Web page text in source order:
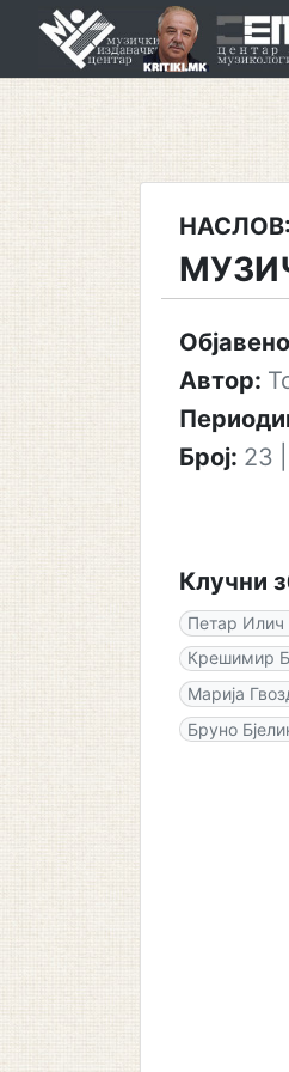
НАСЛОВ:
Автор:
Број: 23
Клучни
Петар Илич
Крешимир
Марија
Бруно